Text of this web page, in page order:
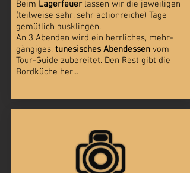
Beim Lagerfeuer lassen wir die jeweiligen
(teilweise sehr, sehr actionreiche) Tage
gemütlich ausklingen.
An 3 Abenden wird ein herrliches, mehr-
gängiges, tunesisches Abendessenvom
Tour-Guide zubereitet. Den Rest gibt die
Bordküche her...